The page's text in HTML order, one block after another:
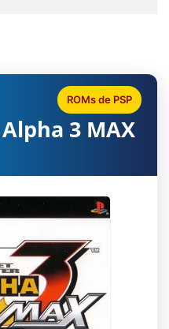
3 MAX
ROMs de PSP